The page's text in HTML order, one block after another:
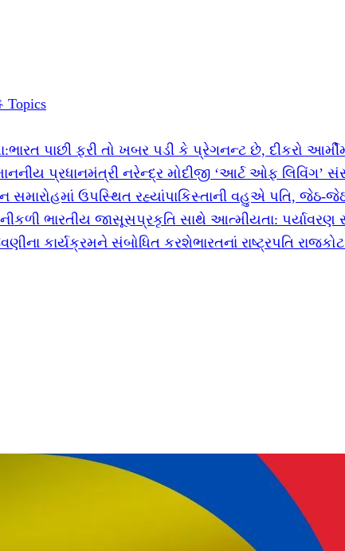
Topics
પાછી ફરી તો ખબર પડી કે પ્રેગનન્ટ છે, દીકરો
પ્રધાનમંત્રી નરેન્દ્ર મોદીજી ‘આર્ટ ઓફ લિવિંગ’
સમારોહમાં ઉપસ્થિત રહ્યાંપાકિસ્તાની વહુએ પતિ, જેઠ-
નીકળી ભારતીય જાસૂસપ્રકૃતિ સાથે આત્મીયતા:
કાર્યક્રમને સંબોધિત કરશેભારતનાં રાષ્ટ્રપતિ